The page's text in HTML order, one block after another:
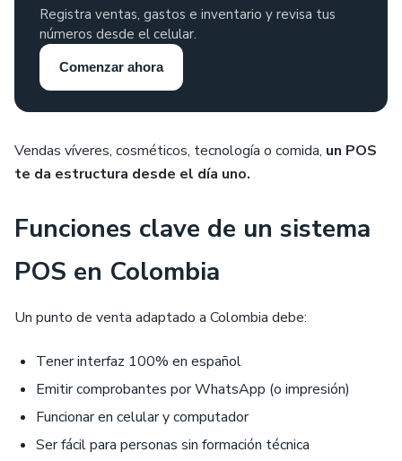
Registra ventas, gastos e inventario y revisa tus
números desde el celular.
Comenzar ahora
Vendas víveres, cosméticos, tecnología o comida, un POS
te da estructura desde el día uno.
Funciones clave de un sistema
POS en Colombia
Un punto de venta adaptado a Colombia debe:
Tener interfaz 100% en español
Emitir comprobantes por WhatsApp (o impresión)
Funcionar en celular y computador
Ser fácil para personas sin formación técnica